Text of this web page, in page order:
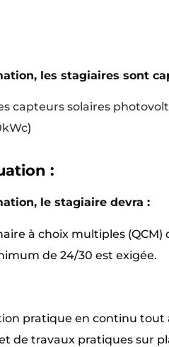
les stagiaires sont
capteurs solaires
)
:
le stagiaire devra :
à choix multiples
de 24/30 est exigée.
pratique en continu tout
de travaux pratiques sur